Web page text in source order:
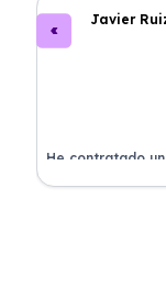
Javier
He contratado
estoy